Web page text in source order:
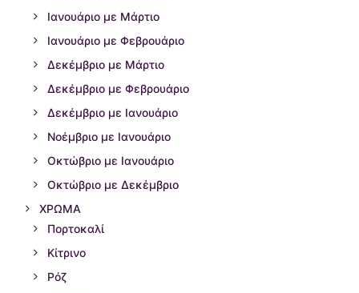
Ιανουάριο με Μάρτιο
Ιανουάριο με Φεβρουάριο
Δεκέμβριο με Μάρτιο
Δεκέμβριο με Φεβρουάριο
Δεκέμβριο με Ιανουάριο
Νοέμβριο με Ιανουάριο
Οκτώβριο με Ιανουάριο
Οκτώβριο με Δεκέμβριο
ΧΡΩΜΑ
Πορτοκαλί
Κίτρινο
Ρόζ